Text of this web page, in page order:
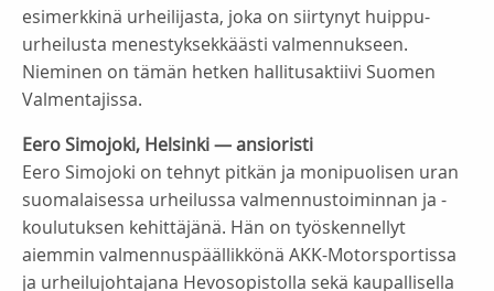
esimerkkinä urheilijasta, joka on siirtynyt huippu-
urheilusta menestyksekkäästi valmennukseen.
Nieminen on tämän hetken hallitusaktiivi Suomen
Valmentajissa.
Eero Simojoki, Helsinki — ansioristi
Eero Simojoki on tehnyt pitkän ja monipuolisen uran
suomalaisessa urheilussa valmennustoiminnan ja -
koulutuksen kehittäjänä. Hän on työskennellyt
aiemmin valmennuspäällikkönä AKK-Motorsportissa
ja urheilujohtajana Hevosopistolla sekä kaupallisella